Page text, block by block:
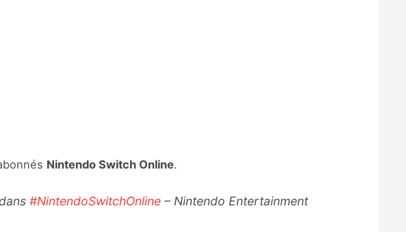
Nintendo Switch Online.
#NintendoSwitchOnline– Nintendo Entertainment